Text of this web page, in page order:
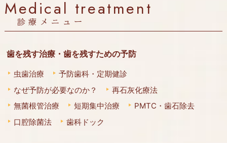
Medical treatment
診療メニュー
歯を残す治療・歯を残すための予防
虫歯治療
予防歯科・定期健診
なぜ予防が必要なのか？
再石灰化療法
無菌根管治療
短期集中治療
PMTC・歯石除去
口腔除菌法
歯科ドック